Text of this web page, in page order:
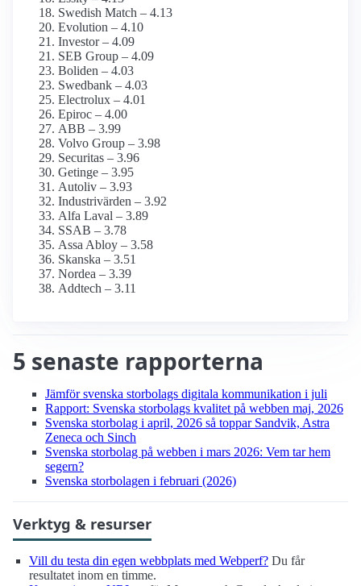
Swedish Match – 4.13
Evolution – 4.10
Investor – 4.09
SEB Group – 4.09
Boliden – 4.03
Swedbank – 4.03
Electrolux – 4.01
Epiroc – 4.00
ABB – 3.99
Volvo Group – 3.98
Securitas – 3.96
Getinge – 3.95
Autoliv – 3.93
Industrivärden – 3.92
Alfa Laval – 3.89
SSAB – 3.78
Assa Abloy – 3.58
Skanska – 3.51
Nordea – 3.39
Addtech – 3.11
5 senaste rapporterna
Jämför svenska storbolags digitala kommunikation i juli
Rapport: Svenska storbolags kvalitet på webben maj, 2026
Svenska storbolag i april, 2026 så toppar Sandvik, Astra
Zeneca och Sinch
Svenska storbolag på webben i mars 2026: Vem tar hem
segern?
Svenska storbolagen i februari (2026)
Verktyg & resurser
Vill du testa din egen webbplats med Webperf? Du får
resultatet inom en timme.